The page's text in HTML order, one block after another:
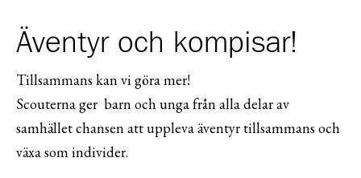
Äventyr och kompisar!
Tillsammans kan vi göra mer!
Scouterna ger barn och unga från alla delar av
samhället chansen att uppleva äventyr tillsammans och
växa som individer.